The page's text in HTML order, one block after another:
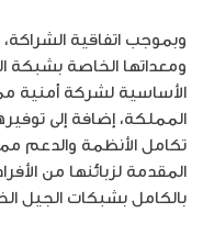
وبموجب اتفاقية
ومعداتها الخاصة بشبكة
الأساسية لشركة أمنية
المملكة، إضافة إلى
تكامل الأنظمة والدعم
المقدمة لزبائنها من
بالكامل بشبكات الجيل